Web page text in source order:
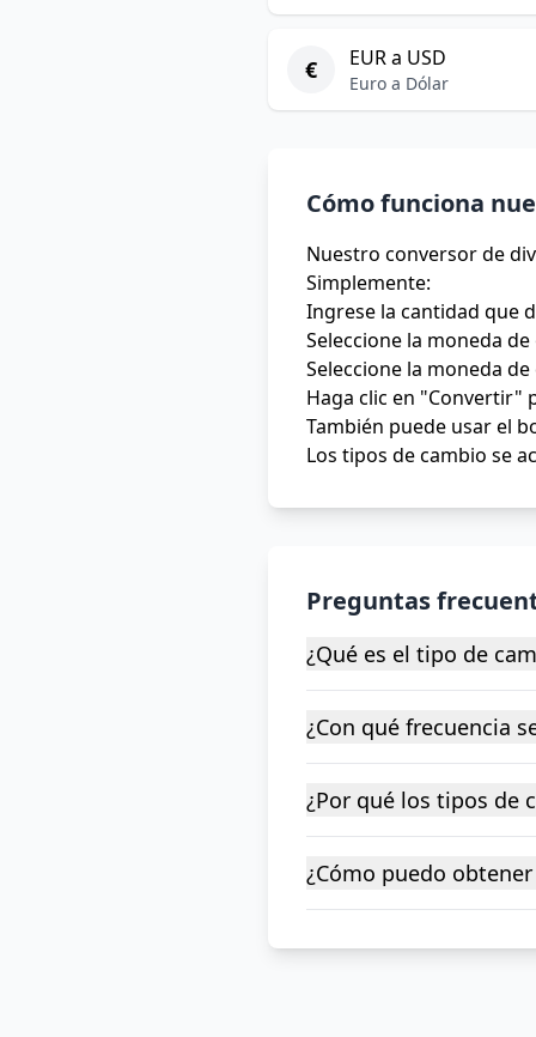
€ EUR a USD
Euro a Dólar
Cómo funciona
Nuestro conversor de
Simplemente:
Ingrese la cantidad que
Seleccione la moneda
Seleccione la moneda
Haga clic en "Convertir"
También puede usar el
Los tipos de cambio se
Preguntas
¿Qué es el tipo de
¿Con qué frecuencia
¿Por qué los tipos de
¿Cómo puedo